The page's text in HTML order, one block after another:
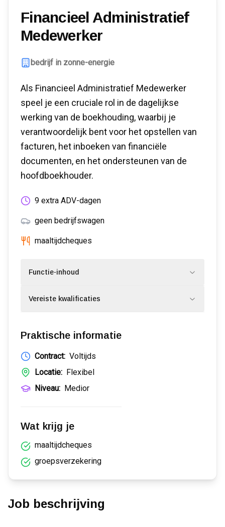
Financieel Administratief
Medewerker
bedrijf in zonne-energie
Als Financieel Administratief Medewerker
speel je een cruciale rol in de dagelijkse
werking van de boekhouding, waarbij je
verantwoordelijk bent voor het opstellen van
facturen, het inboeken van financiële
documenten, en het ondersteunen van de
hoofdboekhouder.
9 extra ADV-dagen
geen bedrijfswagen
maaltijdcheques
Functie-inhoud
Vereiste kwalificaties
Praktische informatie
Contract: Voltijds
Locatie: Flexibel
Niveau: Medior
Wat krijg je
maaltijdcheques
groepsverzekering
Job beschrijving